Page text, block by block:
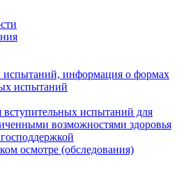
испытаний, информация о формах
испытаний
испытаний для
возможностями здоровья
осмотре (обследования)